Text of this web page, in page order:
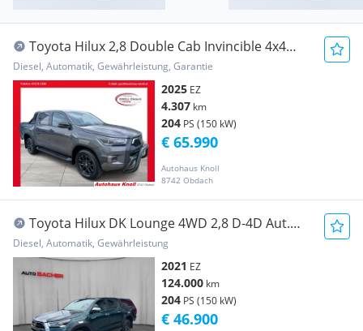
Toyota Hilux 2,8 Double Cab Invincible 4x4
Automatik Transporter / Kastenwagen
Diesel, Automatik, Gewährleistung, Garantie
2025 EZ
4.307 km
204 PS (150 kW)
Autohaus Knoll
8742 Obdach
€ 65.990
Toyota Hilux DK Lounge 4WD 2,8 D-4D Aut.
Pickup
Diesel, Automatik, Gewährleistung
2021 EZ
124.000 km
204 PS (150 kW)
€ 46.900